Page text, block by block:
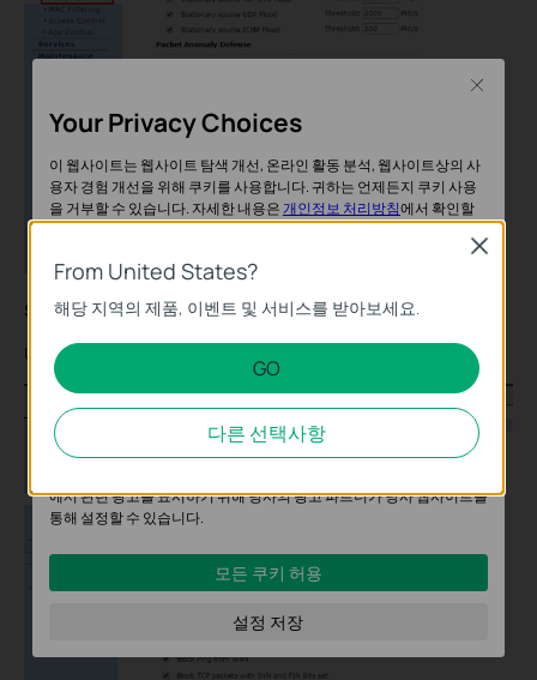
Step 2
Uncheck the “
” button.
From United States?
해당 지역의 제품, 이벤트 및 서비스를 받아보세요.
GO
다른 선택사항
Close
Your Privacy Choices
이 웹사이트는 웹사이트 탐색 개선, 온라인 활동 분석, 웹사이트상의 사
용자 경험 개선을 위해 쿠키를 사용합니다. 귀하는 언제든지 쿠키 사용
을 거부할 수 있습니다. 자세한 내용은개인정보 처리방침에서 확인할
수 있습니다.
기본 쿠키
이 쿠키는 웹사이트가 작동하는 데 필요하며 사용자의 시스템에서 비활
분석 및 마케팅 쿠키
분석 쿠키는 웹사이트의 기능을 개선하고 조정하기 위해 웹사이트에서
의 사용자 활동을 분석하는 데 사용하는 쿠키입니다.
에서 관련 광고를 표시하기 위해 당사의 광고 파트너가 당사 웹사이트를
통해 설정할 수 있습니다.
모든 쿠키 허용
설정 저장
Close